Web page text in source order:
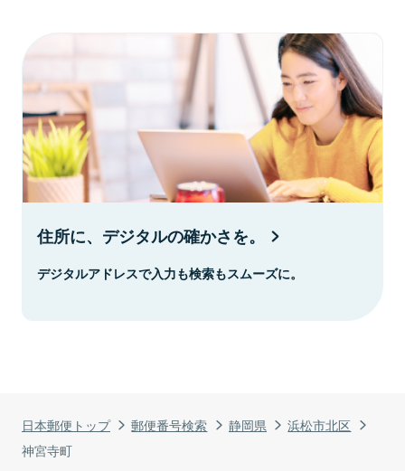
日本郵便トップ 郵便番号検索 静岡県
浜松市北区
神宮寺町
住所に、デジタルの確かさを。
デジタルアドレスで入力も検索もスムーズに。